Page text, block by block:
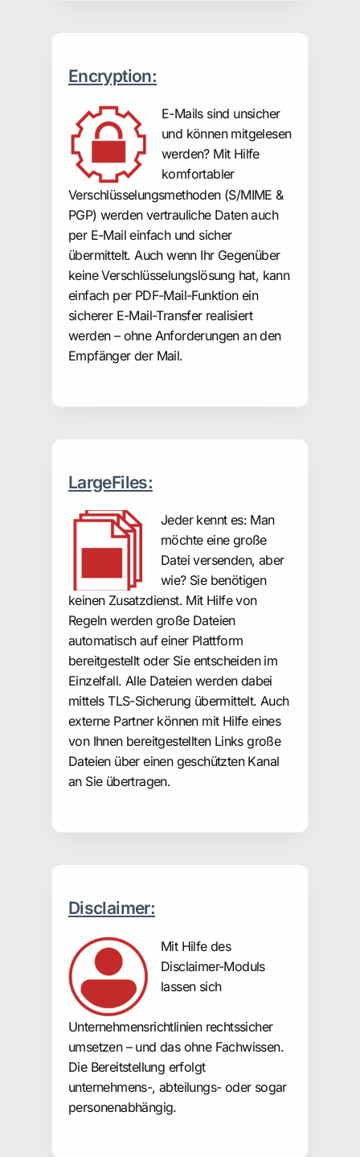
Encryption:
E-Mails sind unsicher
und können mitgelesen
werden? Mit Hilfe
komfortabler
Verschlüsselungsmethoden (S/MIME &
PGP) werden vertrauliche Daten auch
per E-Mail einfach und sicher
übermittelt. Auch wenn Ihr Gegenüber
keine Verschlüsselungslösung hat, kann
einfach per PDF-Mail-Funktion ein
sicherer E-Mail-Transfer realisiert
werden – ohne Anforderungen an den
Empfänger der Mail.
LargeFiles:
Jeder kennt es: Man
möchte eine große
Datei versenden, aber
wie? Sie benötigen
keinen Zusatzdienst. Mit Hilfe von
Regeln werden große Dateien
automatisch auf einer Plattform
bereitgestellt oder Sie entscheiden im
Einzelfall. Alle Dateien werden dabei
mittels TLS-Sicherung übermittelt. Auch
externe Partner können mit Hilfe eines
von Ihnen bereitgestellten Links große
Dateien über einen geschützten Kanal
an Sie übertragen.
Disclaimer:
Mit Hilfe des
Disclaimer-Moduls
lassen sich
Unternehmensrichtlinien rechtssicher
umsetzen – und das ohne Fachwissen.
Die Bereitstellung erfolgt
unternehmens-, abteilungs- oder sogar
personenabhängig.